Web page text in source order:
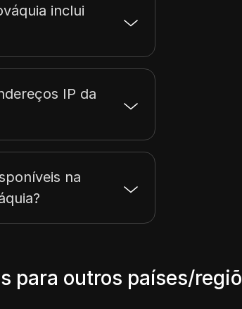
inclui
IP da
na
para outros países/